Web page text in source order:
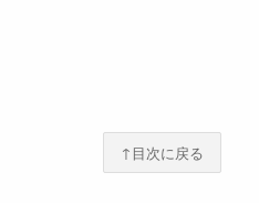
↑目次に戻る